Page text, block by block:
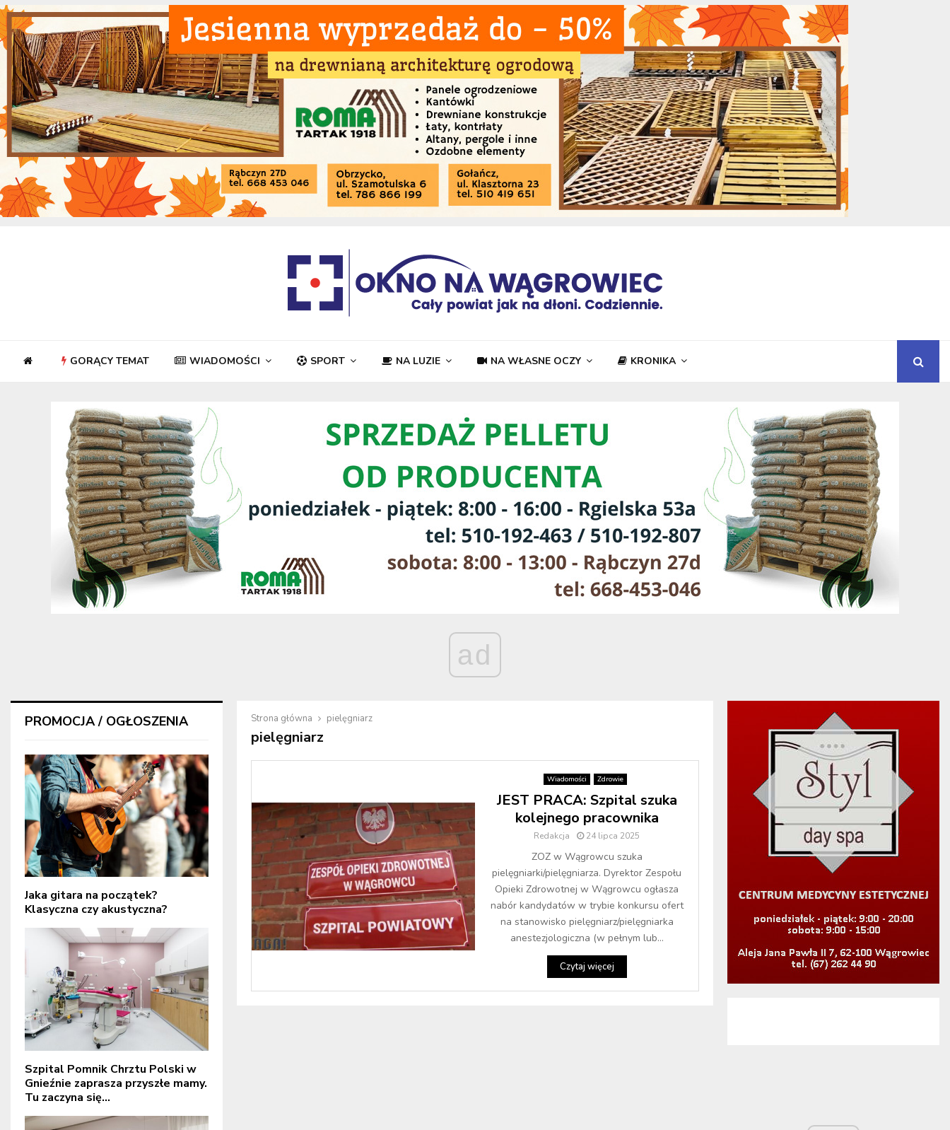
GORĄCY TEMAT WIADOMOŚCI SPORT NA LUZIE NA WŁASNE OCZY KRONIKA
ad
Strona główna pielęgniarz
pielęgniarz
Wiadomości Zdrowie
JEST PRACA: Szpital szuka
kolejnego pracownika
Redakcja 24 lipca 2025
ZOZ w Wągrowcu szuka
pielęgniarki/pielęgniarza. Dyrektor Zespołu
Opieki Zdrowotnej w Wągrowcu ogłasza
nabór kandydatów w trybie konkursu ofert
na stanowisko pielęgniarz/pielęgniarka
anestezjologiczna (w pełnym lub...
Czytaj więcej
PROMOCJA / OGŁOSZENIA
Jaka gitara na początek?
Klasyczna czy akustyczna?
Szpital Pomnik Chrztu Polski w
Gnieźnie zaprasza przyszłe mamy.
Tu zaczyna się...